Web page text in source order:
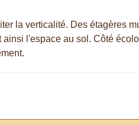
la verticalité. Des étagères
l'espace au sol. Côté